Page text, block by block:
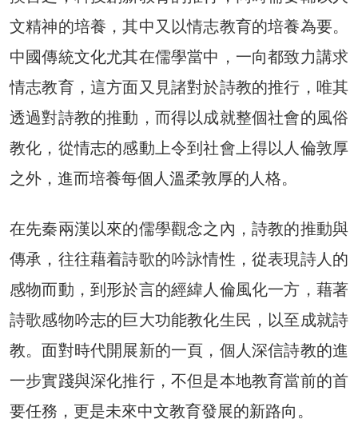
文精神的培養，其中又以情志教育的培養為要。
中國傳統文化尤其在儒學當中，一向都致力講求
情志教育，這方面又見諸對於詩教的推行，唯其
透過對詩教的推動，而得以成就整個社會的風俗
教化，從情志的感動上令到社會上得以人倫敦厚
之外，進而培養每個人溫柔敦厚的人格。
在先秦兩漢以來的儒學觀念之內，詩教的推動與
傳承，往往藉着詩歌的吟詠情性，從表現詩人的
感物而動，到形於言的經緯人倫風化一方，藉著
詩歌感物吟志的巨大功能教化生民，以至成就詩
教。面對時代開展新的一頁，個人深信詩教的進
一步實踐與深化推行，不但是本地教育當前的首
要任務，更是未來中文教育發展的新路向。